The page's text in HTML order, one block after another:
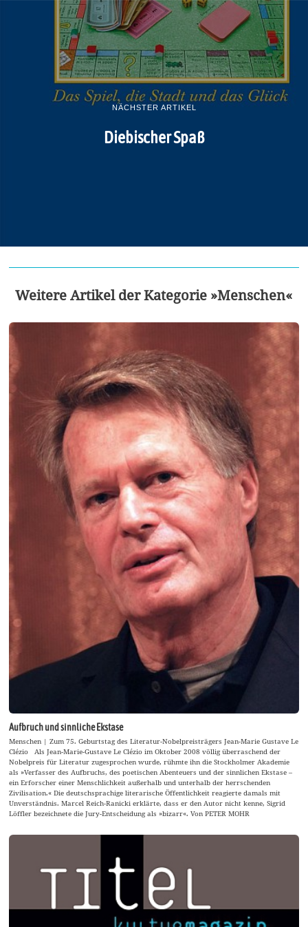
NÄCHSTER ARTIKEL
Diebischer Spaß
Weitere Artikel der Kategorie »Menschen«
Aufbruch und sinnliche Ekstase
Menschen | Zum 75. Geburtstag des Literatur-Nobelpreisträgers Jean-Marie Gustave Le
Clézio Als Jean-Marie-Gustave Le Clézio im Oktober 2008 völlig überraschend der
Nobelpreis für Literatur zugesprochen wurde, rühmte ihn die Stockholmer Akademie
als »Verfasser des Aufbruchs, des poetischen Abenteuers und der sinnlichen Ekstase –
ein Erforscher einer Menschlichkeit außerhalb und unterhalb der herrschenden
Zivilisation.« Die deutschsprachige literarische Öffentlichkeit reagierte damals mit
Unverständnis. Marcel Reich-Ranicki erklärte, dass er den Autor nicht kenne, Sigrid
Löffler bezeichnete die Jury-Entscheidung als »bizarr«. Von PETER MOHR